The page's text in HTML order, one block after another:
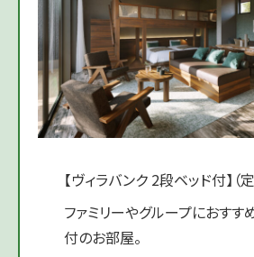
【ヴィラバンク 2段ベッド付】（
ファミリーやグループにおすす
付のお部屋。